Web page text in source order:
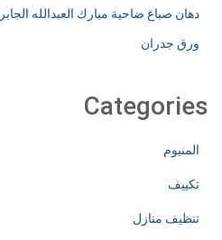
ورق جدران
Categories
المنيوم
تكييف
تنظيف منازل